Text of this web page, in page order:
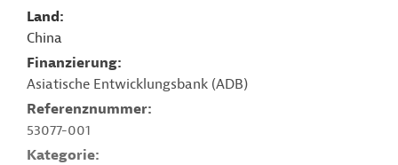
Land
China
Finanzierung
Asiatische Entwicklungsbank (ADB)
Referenznummer
53077-001
Kategorie